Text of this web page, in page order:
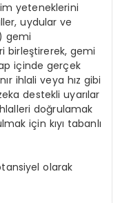
yeteneklerini
uydular ve
gemi
birleştirerek, gemi
içinde gerçek
ihlali veya hız gibi
destekli uyarılar
doğrulamak
için kıyı tabanlı
olarak